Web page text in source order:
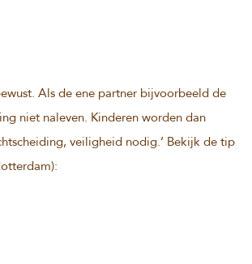
Als de ene partner bijvoorbeeld de
niet naleven. Kinderen worden dan
veiligheid nodig.’ Bekijk de tip